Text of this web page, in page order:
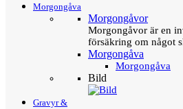
Morgongåva
Morgongåvor
Morgongåvor är en
försäkring om något
Morgongåva
Morgongåva
Bild
Gravyr &